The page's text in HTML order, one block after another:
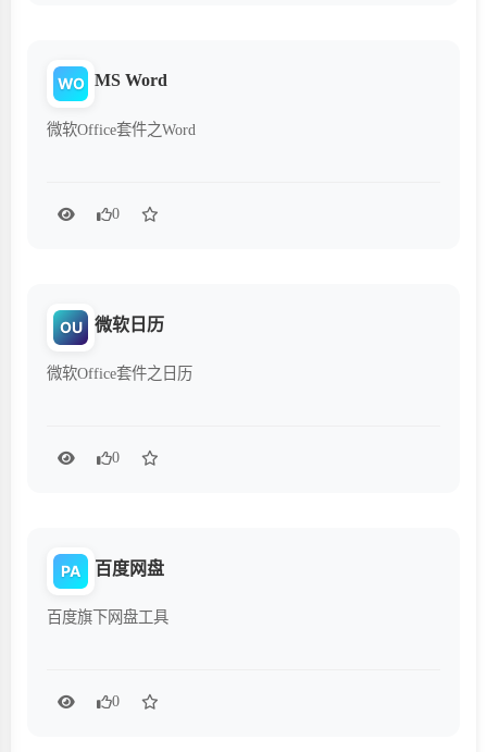
WO MS Word
微软Office套件之Word
0
OU 微软日历
微软Office套件之日历
0
PA 百度网盘
百度旗下网盘工具
0